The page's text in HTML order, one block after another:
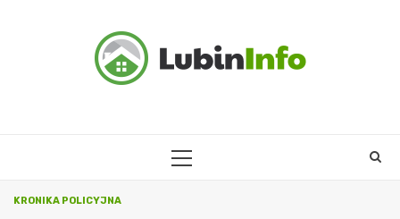
PRIMARY
KRONIKA POLICYJNA